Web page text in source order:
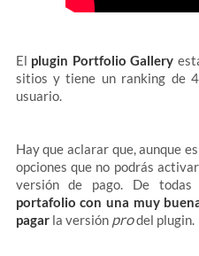
El plugin Portfolio Gallery
sitios y tiene un ranking de
usuario.
Hay que aclarar que, aunque
opciones que no podrás
versión de pago. De
portafolio con una muy
pagarla versión prodel plugin.